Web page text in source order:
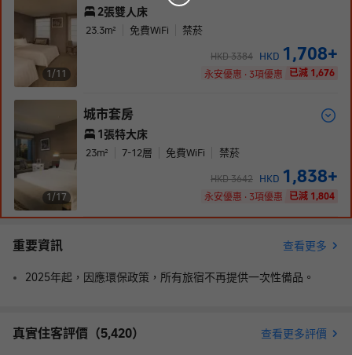
1/11
2張雙人床
23.3m² 免費WiFi 禁菸
HKD3384 HKD 1,708+
永安優惠 · 3項優惠 已減 1,676
1/17
城市套房
1張特大床
23m² 7-12層 免費WiFi 禁菸
HKD3642 HKD 1,838+
永安優惠 · 3項優惠 已減 1,804
重要資訊 查看更多
2025年起，因應環保政策，所有旅宿不再提供一次性備品。
真實住客評價（5,420） 查看更多評價